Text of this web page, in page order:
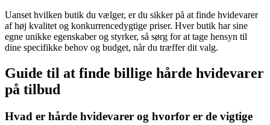
Uanset hvilken butik du vælger, er du sikker på at finde hvidevarer
af høj kvalitet og konkurrencedygtige priser. Hver butik har sine
egne unikke egenskaber og styrker, så sørg for at tage hensyn til
dine specifikke behov og budget, når du træffer dit valg.
Guide til at finde billige hårde hvidevarer
på tilbud
Hvad er hårde hvidevarer og hvorfor er de vigtige